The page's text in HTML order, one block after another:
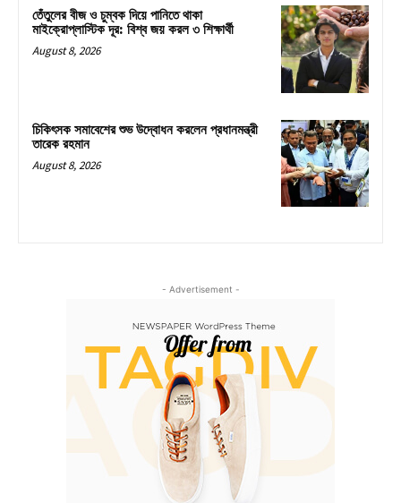
তেঁতুলের বীজ ও চুম্বক দিয়ে পানিতে থাকা
মাইক্রোপ্লাস্টিক দূর: বিশ্ব জয় করল ৩ শিক্ষার্থী
August 8, 2026
চিকিৎসক সমাবেশের শুভ উদ্বোধন করলেন প্রধানমন্ত্রী
তারেক রহমান
August 8, 2026
- Advertisement -